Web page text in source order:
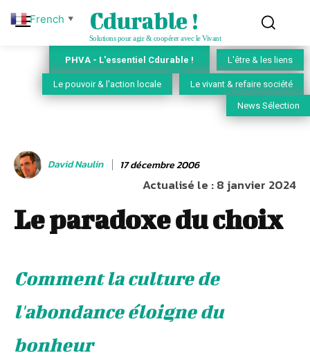
Cdurable !
Solutions pour agir & coopérer avec le Vivant
PHVA - L'essentiel Cdurable ! L'être & les liens
Le pouvoir & l'action locale Le vivant & refaire société
News Sélection
David Naulin 17 décembre 2006
Actualisé le :8 janvier 2024
Le paradoxe du choix
Comment la culture de
l'abondance éloigne du
bonheur
French ▼